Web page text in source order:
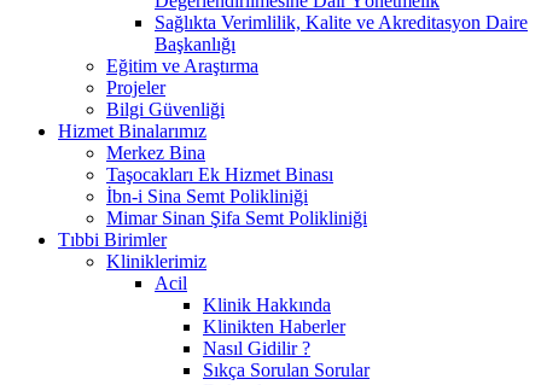
Sağlıkta Verimlilik, Kalite ve Akreditasyon Daire
Başkanlığı
Eğitim ve Araştırma
Projeler
Bilgi Güvenliği
Hizmet Binalarımız
Merkez Bina
Taşocakları Ek Hizmet Binası
İbn-i Sina Semt Polikliniği
Mimar Sinan Şifa Semt Polikliniği
Tıbbi Birimler
Kliniklerimiz
Acil
Klinik Hakkında
Klinikten Haberler
Nasıl Gidilir ?
Sıkça Sorulan Sorular